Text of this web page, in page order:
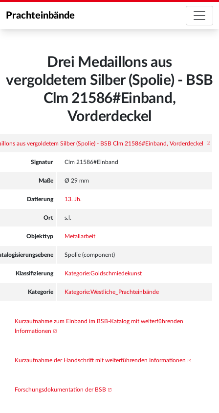
Prachteinbände
Drei Medaillons aus
vergoldetem Silber (Spolie) - BSB
Clm 21586#Einband,
Vorderdeckel
Signatur Clm 21586#Einband
Maße Ø 29 mm
Datierung 13. Jh.
Ort s.l.
Objekttyp Metallarbeit
Spolie (component)
Klassifizierung Kategorie:Goldschmiedekunst
Kategorie Kategorie:Westliche_Prachteinbände
Kurzaufnahme zum Einband im BSB-Katalog mit weiterführenden
Informationen
Kurzaufnahme der Handschrift mit weiterführenden Informationen
Forschungsdokumentation der BSB